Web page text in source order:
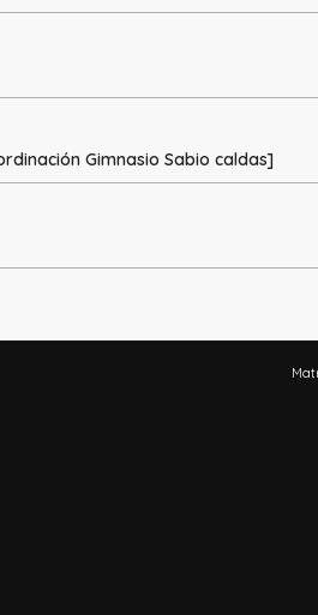
Gimnasio Sabio caldas]